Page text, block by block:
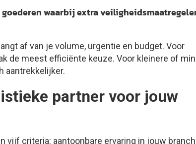
waarbij extra
af van je volume, urgentie en budget. Voor
de meest efficiënte keuze. Voor kleinere of
aantrekkelijker.
partner voor jouw
vijf criteria: aantoonbare ervaring in jouw